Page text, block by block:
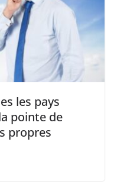
les pays
pointe de
propres